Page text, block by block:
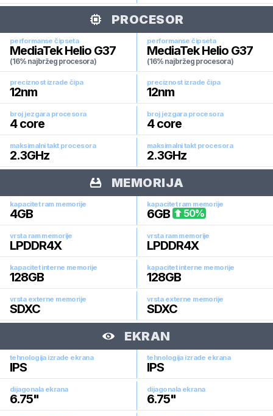
PROCESOR
performanse čipseta
MediaTek Helio G37
(16% najbržeg procesora)
performanse čipseta
MediaTek Helio G37
(16% najbržeg procesora)
preciznost izrade čipa
12nm
preciznost izrade čipa
12nm
broj jezgara procesora
4core
broj jezgara procesora
4core
maksimalni takt procesora
2.3GHz
maksimalni takt procesora
2.3GHz
MEMORIJA
kapacitet ram memorije
4GB
kapacitet ram memorije
6GB 50%
vrsta ram memorije
LPDDR4X
vrsta ram memorije
LPDDR4X
kapacitet interne memorije
128GB
kapacitet interne memorije
128GB
vrsta externe memorije
SDXC
vrsta externe memorije
SDXC
EKRAN
tehnologija izrade ekrana
IPS
tehnologija izrade ekrana
IPS
dijagonala ekrana
6.75"
dijagonala ekrana
6.75"